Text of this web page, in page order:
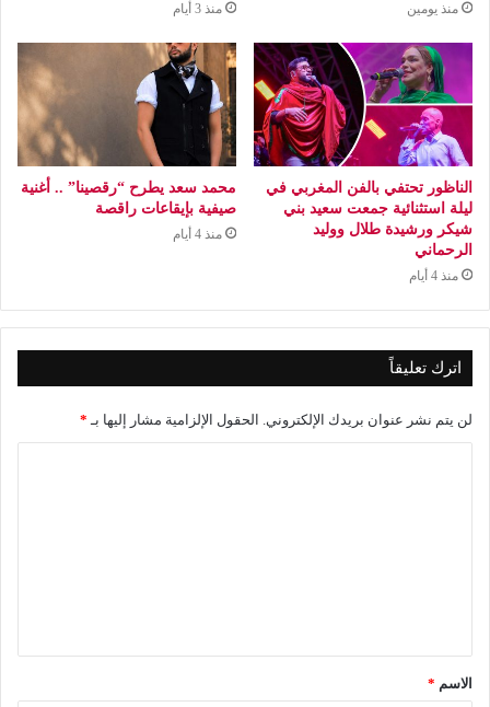
منذ يومين منذ 3 أيام
الناظور تحتفي بالفن المغربي في
ليلة استثنائية جمعت سعيد بني
شيكر ورشيدة طلال ووليد
الرحماني
منذ 4 أيام
محمد سعد يطرح “رقصينا” .. أغنية
صيفية بإيقاعات راقصة
منذ 4 أيام
اترك تعليقاً
لن يتم نشر عنوان بريدك الإلكتروني. الحقول الإلزامية مشار إليها بـ *
ق
*
الاسم *